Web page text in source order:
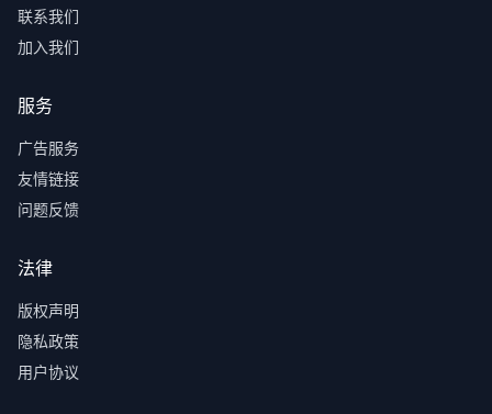
联系我们
加入我们
服务
广告服务
友情链接
问题反馈
法律
版权声明
隐私政策
用户协议